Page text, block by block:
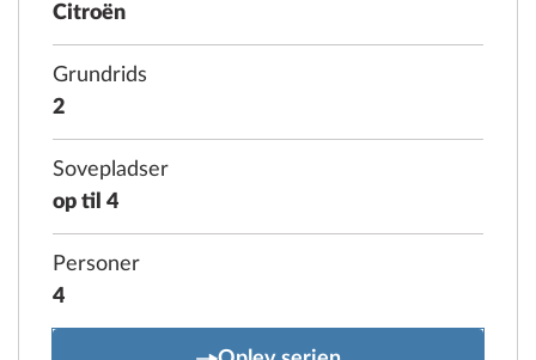
Citroën
Grundrids
2
Sovepladser
op til 4
Personer
4